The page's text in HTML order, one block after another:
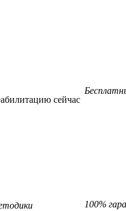
сейчас
100%